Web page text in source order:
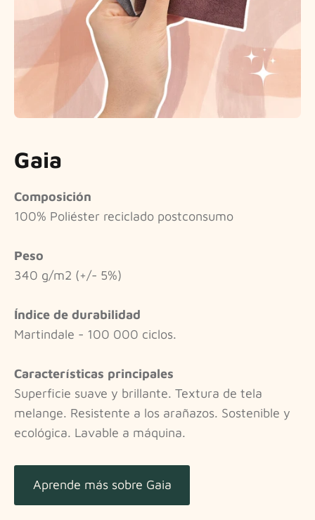
Gaia
Composición
100% Poliéster reciclado postconsumo
Peso
340 g/m2 (+/- 5%)
Índice de durabilidad
Martindale - 100 000 ciclos.
Características principales
Superficie suave y brillante. Textura de tela
melange. Resistente a los arañazos. Sostenible y
ecológica. Lavable a máquina.
Aprende más sobre Gaia